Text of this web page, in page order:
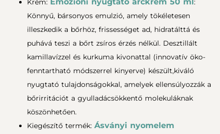
Krém:
:
Könnyű, bársonyos emulzió, amely tökéletesen
illeszkedik a bőrhöz, frissességet ad, hidratálttá és
puhává teszi a bőrt zsíros érzés nélkül. Desztillált
kamillavízzel és kurkuma kivonattal (innovatív öko-
fenntartható módszerrel kinyerve) készült,kiváló
nyugtató tulajdonságokkal, amelyek ellensúlyozzák a
bőrirritációt a gyulladácsökkentő molekuláknak
köszönhetően.
Kiegészítő termék: Ásványi nyomelem